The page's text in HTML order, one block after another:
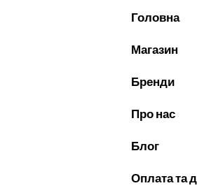
Головна
Магазин
Бренди
Про нас
Блог
Оплата та